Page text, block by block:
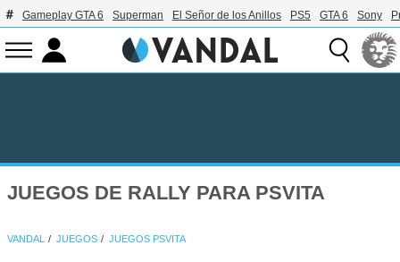
Gameplay GTA 6 Superman El Señor de los Anillos PS5 GTA 6 Sony
JUEGOS DE RALLY PARA PSVITA
VANDAL JUEGOS JUEGOS PSVITA